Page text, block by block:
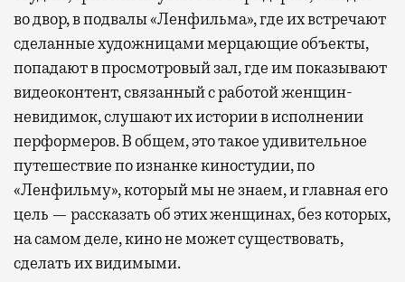
во двор, в подвалы «Ленфильма», где их встречают
сделанные художницами мерцающие объекты,
попадают в просмотровый зал, где им показывают
видеоконтент, связанный с работой женщин-
невидимок, слушают их истории в исполнении
перформеров. В общем, это такое удивительное
путешествие по изнанке киностудии, по
«Ленфильму», который мы не знаем, и главная его
цель — рассказать об этих женщинах, без которых,
на самом деле, кино не может существовать,
сделать их видимыми.